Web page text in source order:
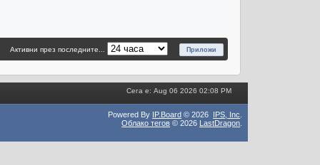
Активни през последните...
Сега е: Aug 06 2026 02:08 PM
Powered By IP.Board © 2026 IPS, Inc
Облако тегов © 2026 LastDragon